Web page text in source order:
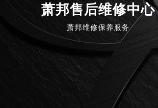
萧邦售后维修中心
萧邦维修保养服务
：400-885-0231
服务覆盖中国大陆、香港、澳门、台湾全
中心写字楼D座11层1102室（北京总部）（
W3座6层602室（需提前预约）